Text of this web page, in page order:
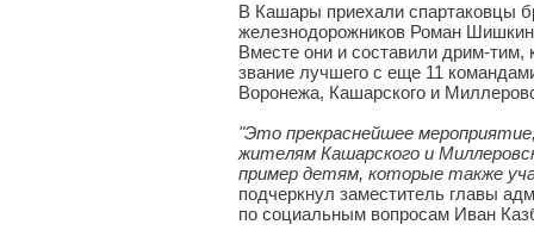
В Кашары приехали спартаковцы
железнодорожников Роман
Вместе они и составили дрим-тим,
звание лучшего с еще 11
Воронежа, Кашарского и
"Это прекраснейшее
жителям Кашарского и
пример детям, которые также
подчеркнул заместитель главы
по социальным вопросам Иван